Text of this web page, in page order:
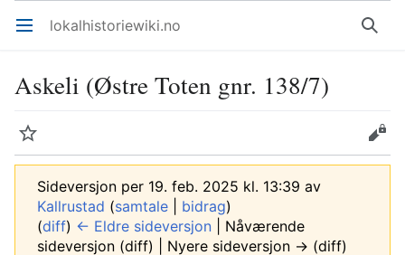
Åpne hovedmenyen lokalhistoriewiki.no Søk
Askeli (Østre Toten gnr. 138/7)
Overvåk Rediger
Sideversjon per 19. feb. 2025 kl. 13:39 av
Kallrustad (samtale bidrag)
(diff) ← Eldre sideversjon | Nåværende
sideversjon (diff) | Nyere sideversjon → (diff)